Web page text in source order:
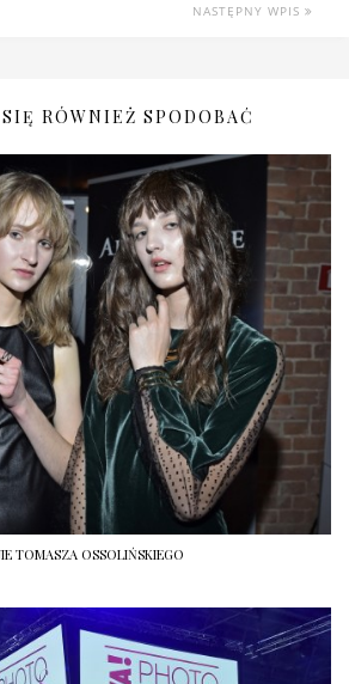
NASTĘPNY WPIS
RÓWNIEŻ SPODOBAĆ
TOMASZA OSSOLIŃSKIEGO